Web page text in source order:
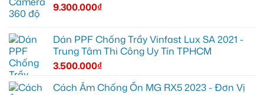
9.300.000₫
Dán PPF Chống Trầy Vinfast Lux SA 2021 -
Trung Tâm Thi Công Uy Tín TPHCM
3.500.000₫
Cách Âm Chống Ồn MG RX5 2023 - Đơn Vị